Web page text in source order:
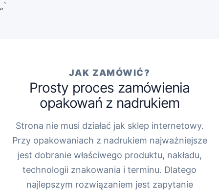
„`
JAK ZAMÓWIĆ?
Prosty proces zamówienia
opakowań z nadrukiem
Strona nie musi działać jak sklep internetowy.
Przy opakowaniach z nadrukiem najważniejsze
jest dobranie właściwego produktu, nakładu,
technologii znakowania i terminu. Dlatego
najlepszym rozwiązaniem jest zapytanie